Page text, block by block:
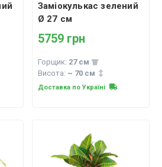
Заміокулькас зелений
Ø 27 см
5759 грн
Горщик: 27 см
Висота: ~ 70 см
Доставка по Україні